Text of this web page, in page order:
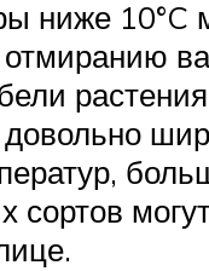
ниже 10°C
отмиранию
сортов